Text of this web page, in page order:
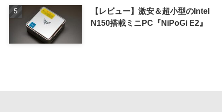
【レビュー】激安＆超小型のIntel
N150搭載ミニPC『NiPoGi E2』